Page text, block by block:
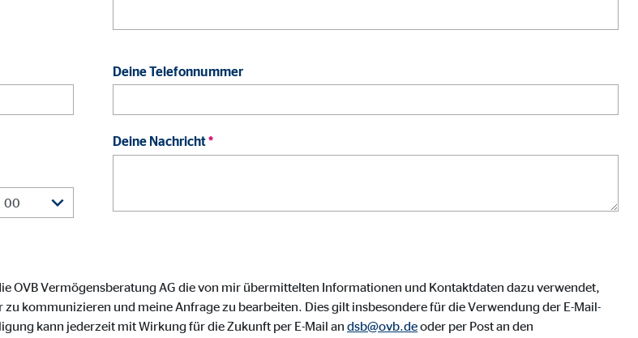
Deine Telefonnummer
Deine Nachricht*
OVB Vermögensberatung AG die von mir übermittelten Informationen und Kontaktdaten dazu verwendet,
kommunizieren und meine Anfrage zu bearbeiten. Dies gilt insbesondere für die Verwendung der E-Mail-
kann jederzeit mit Wirkung für die Zukunft per E-Mail an dsb@ovb.deoder per Post an den